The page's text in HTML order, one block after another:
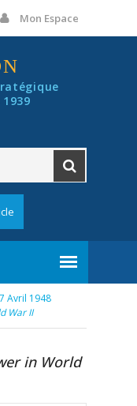
Mon Espace
Avril 1948
War II
in World